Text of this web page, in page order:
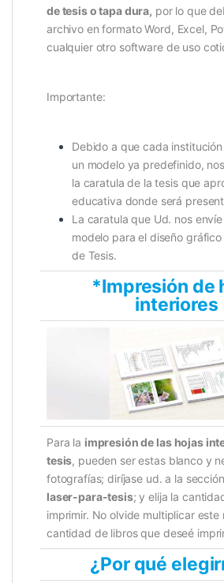
de tesis o tapa dura, por lo que
archivo en formato Word, Excel,
cualquier otro software de uso
Importante:
Debido a que cada
un modelo ya predefinido, n
la caratula de la tesis que
educativa donde será
La caratula que Ud. nos
modelo para el diseño
de Tesis.
*Impresión de
interiores
Para la impresión de las hojas
tesis, pueden ser estas blanco y
fotografías; diríjase ud. a la
laser-para-tesis; y elija la
imprimir. No olvide multiplicar este
cantidad de libros que deseé
¿Por qué